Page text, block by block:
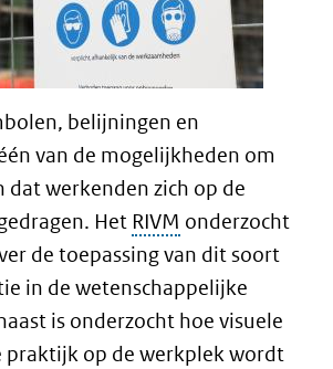
belijningen en
van de mogelijkheden om
dat werkenden zich op de
Het RIVM onderzocht
de toepassing van dit soort
in de wetenschappelijke
is onderzocht hoe visuele
op de werkplek wordt